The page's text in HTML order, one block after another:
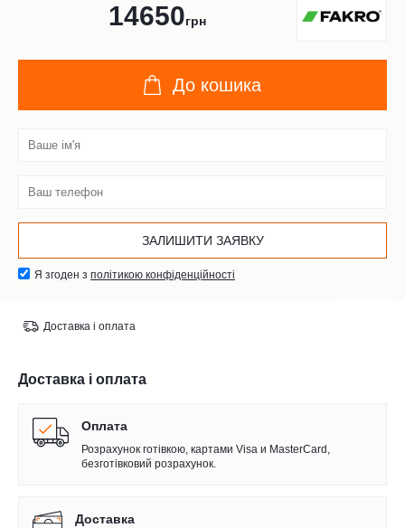
14650грн
До кошика
Я згоден з політикою конфіденційності
Доставка і оплата
Доставка і оплата
Оплата
Розрахунок готівкою, картами Visa и MasterCard,
безготівковий розрахунок.
Доставка